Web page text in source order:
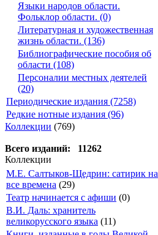
Языки народов области.
Фольклор области. (0)
Литературная и художественная
жизнь области. (136)
Библиографические пособия об
области (108)
Персоналии местных деятелей
(20)
Периодические издания (7258)
Редкие нотные издания (96)
Коллекции (769)
Всего изданий: 11262
Коллекции
М.Е. Салтыков-Щедрин: сатирик на
все времена (29)
Театр начинается с афиши (0)
В.И. Даль: хранитель
великорусского языка (11)